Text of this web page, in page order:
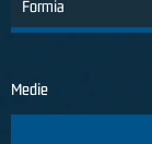
Formia
Medie